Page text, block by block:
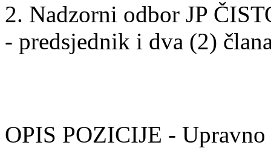
2. Nadzorni odbor JP
- predsjednik i dva (2)
OPIS POZICIJE -